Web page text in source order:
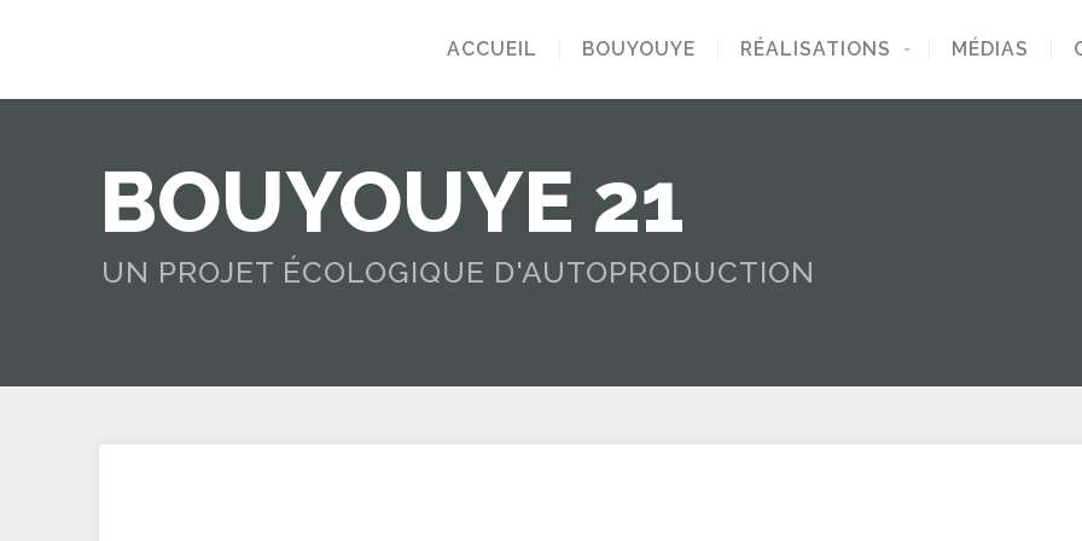
ACCUEIL BOUYOUYE RÉALISATIONS MÉDIAS
BOUYOUYE 21
UN PROJET ÉCOLOGIQUE D'AUTOPRODUCTION